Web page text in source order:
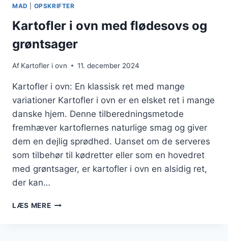
MAD OPSKRIFTER
Kartofler i ovn med flødesovs og
grøntsager
Af Kartofler i ovn 11. december 2024
Kartofler i ovn: En klassisk ret med mange
variationer Kartofler i ovn er en elsket ret i mange
danske hjem. Denne tilberedningsmetode
fremhæver kartoflernes naturlige smag og giver
dem en dejlig sprødhed. Uanset om de serveres
som tilbehør til kødretter eller som en hovedret
med grøntsager, er kartofler i ovn en alsidig ret,
der kan…
LÆS MEREKARTOFLER